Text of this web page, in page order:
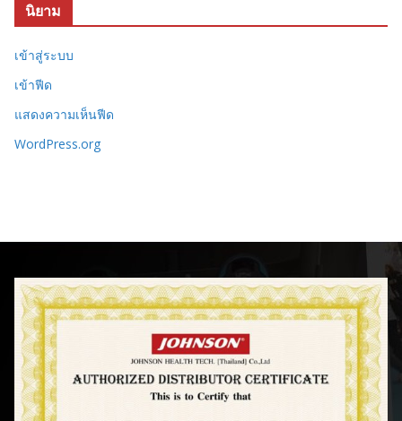
นิยาม
เข้าสู่ระบบ
เข้าฟีด
แสดงความเห็นฟีด
WordPress.org